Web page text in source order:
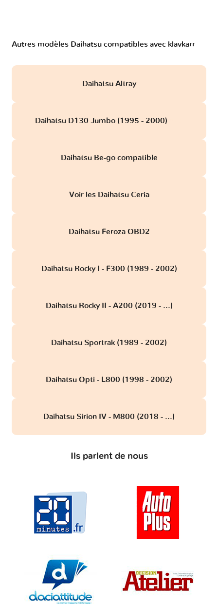
Autres modèles Daihatsu compatibles avec klavkarr
Daihatsu Altray
Daihatsu D130 Jumbo (1995 - 2000)
Daihatsu Be-go compatible
Voir les Daihatsu Ceria
Daihatsu Feroza OBD2
Daihatsu Rocky I - F300 (1989 - 2002)
Daihatsu Rocky II - A200 (2019 - ...)
Daihatsu Sportrak (1989 - 2002)
Daihatsu Opti - L800 (1998 - 2002)
Daihatsu Sirion IV - M800 (2018 - ...)
Ils parlent de nous